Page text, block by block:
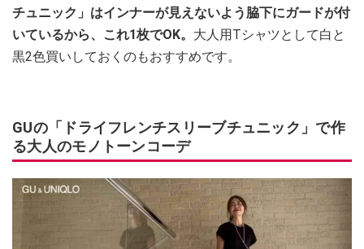
チュニック」はインナーが見えないよう脇下にガードが付
いているから、これ1枚でOK。 大人用Tシャツとして白と
黒2色買いしておくのもおすすめです。
GUの「ドライフレンチスリーブチュニック」で作
る大人のモノトーンコーデ